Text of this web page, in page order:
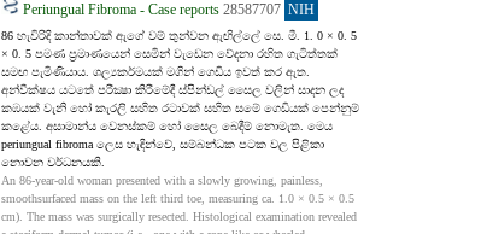
Periungual Fibroma - Case reports 28587707 NIH
86 හැවිරිදි කාන්තාවක් ඇගේ වම් තුන්වන ඇඟිල්ලේ සෙ. මී. 1. 0 × 0. 5
× 0. 5 පමණ ප්‍රමාණයෙන් සෙමින් වැඩෙන වේදනා රහිත ගැටිත්තක්
සමඟ පැමිණියාය. ශල්‍යකර්මයක් මගින් ගෙඩිය ඉවත් කර ඇත.
අන්වීක්ෂය යටතේ පරීක්‍ෂා කිරීමේදී ස්පින්ඩල් සෛල වලින් සාදන ලද
කඹයක් වැනි හෝ කැරලි සහිත රටාවක් සහිත සමේ ගෙඩියක් පෙන්නුම්
කළේය. අසාමාන්ය වෙනස්කම් හෝ සෛල බෙදීම් නොමැත. මෙය
periungual fibroma ලෙස හැඳින්වේ, සම්බන්ධක පටක වල පිළිකා
නොවන වර්ධනයකි.
An 86-year-old woman presented with a slowly growing, painless,
smoothsurfaced mass on the left third toe, measuring ca. 1.0 × 0.5 × 0.5
cm). The mass was surgically resected. Histological examination revealed